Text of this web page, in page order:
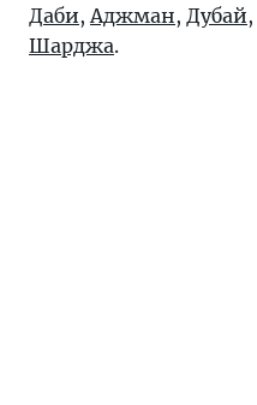
Даби,Аджман, Дубай,
Шарджа.